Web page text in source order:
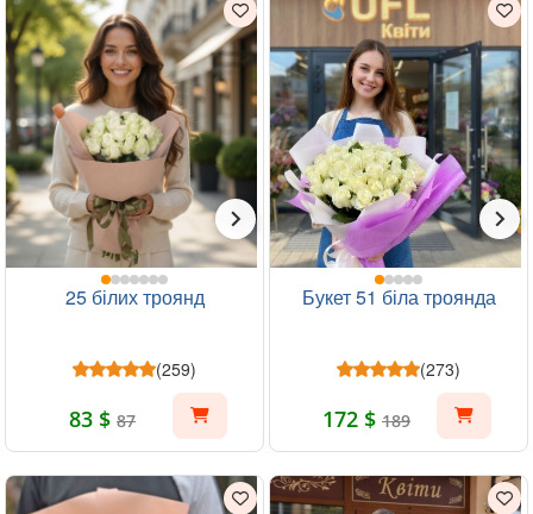
25 білих троянд
(259)
83 $ 87
Букет 51 біла троянда
(273)
172 $ 189